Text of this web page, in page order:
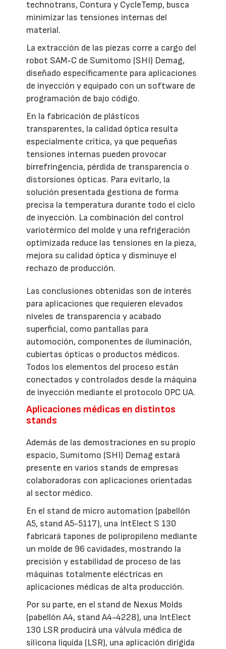
technotrans, Contura y CycleTemp, busca
minimizar las tensiones internas del
material.
La extracción de las piezas corre a cargo del
robot SAM-C de Sumitomo (SHI) Demag,
diseñado específicamente para aplicaciones
de inyección y equipado con un software de
programación de bajo código.
En la fabricación de plásticos
transparentes, la calidad óptica resulta
especialmente crítica, ya que pequeñas
tensiones internas pueden provocar
birrefringencia, pérdida de transparencia o
distorsiones ópticas. Para evitarlo, la
solución presentada gestiona de forma
precisa la temperatura durante todo el ciclo
de inyección. La combinación del control
variotérmico del molde y una refrigeración
optimizada reduce las tensiones en la pieza,
mejora su calidad óptica y disminuye el
rechazo de producción.
Las conclusiones obtenidas son de interés
para aplicaciones que requieren elevados
niveles de transparencia y acabado
superficial, como pantallas para
automoción, componentes de iluminación,
cubiertas ópticas o productos médicos.
Todos los elementos del proceso están
conectados y controlados desde la máquina
de inyección mediante el protocolo OPC UA.
Aplicaciones médicas en distintos
stands
Además de las demostraciones en su propio
espacio, Sumitomo (SHI) Demag estará
presente en varios stands de empresas
colaboradoras con aplicaciones orientadas
al sector médico.
En el stand de micro automation (pabellón
A5, stand A5-5117), una IntElect S 130
fabricará tapones de polipropileno mediante
un molde de 96 cavidades, mostrando la
precisión y estabilidad de proceso de las
máquinas totalmente eléctricas en
aplicaciones médicas de alta producción.
Por su parte, en el stand de Nexus Molds
(pabellón A4, stand A4-4228), una IntElect
130 LSR producirá una válvula médica de
silicona líquida (LSR), una aplicación dirigida